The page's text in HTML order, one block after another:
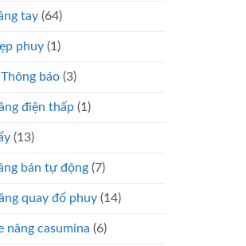
tay (64)
phuy (1)
báo (3)
điện thấp (1)
(13)
bán tự động (7)
quay đổ phuy (14)
nâng casumina (6)